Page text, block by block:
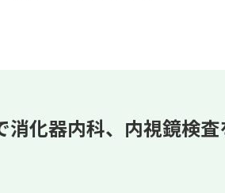
消化器内科、内視鏡検